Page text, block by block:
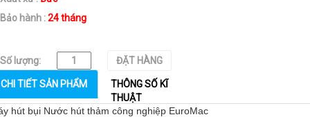
Bảo hành :24 tháng
Số lượng: ĐẶT HÀNG
CHI TIẾT SẢN PHẨM
THÔNG SỐ KĨ
THUẬT
hút bụi Nước hút thảm công nghiệp EuroMac